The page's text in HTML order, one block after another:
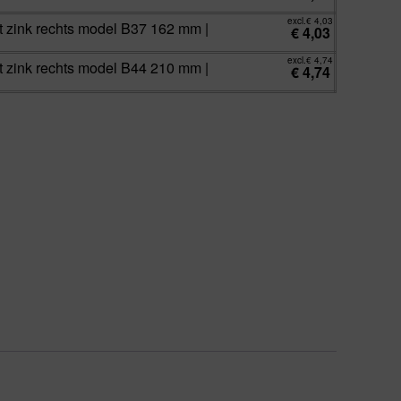
rechts model B37 162 mm | excl.€ 4,03
€4,03
rechts model B44 210 mm | excl.€ 4,74
€4,74